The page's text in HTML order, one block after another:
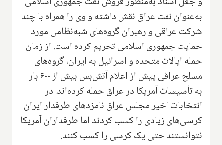
به‌عنوان نفت عراق نقش داشته و وی را همراه با چند
شرکت عراقی و رهبران گروه‌های شبه‌نظامی مورد
حمایت جمهوری اسلامی تحریم کرده است. از زمان
حمله ایالات متحده و اسرائیل به ایران، گروه‌های
مسلح عراقی پیش از اعلام آتش‌بس بیش از ۶۰۰ بار
به تأسیسات آمریکا در عراق حمله کرده‌اند. در
انتخابات اخیر مجلس عراق نامزدهای طرفدار ایران
کرسی‌های زیادی را کسب کردند اما طرفداران آمریکا
نتوانستند حتی یک کرسی را کسب کنند.